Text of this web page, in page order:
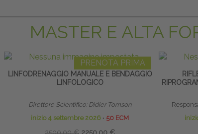
MASTER E ALTA
PRENOTA PRIMA
LINFODRENAGGIO MANUALE E BENDAGGIO
LINFOLOGICO
Direttore Scientifico: Didier Tomson
inizio 4 settembre 2026 ∙ 50 ECM